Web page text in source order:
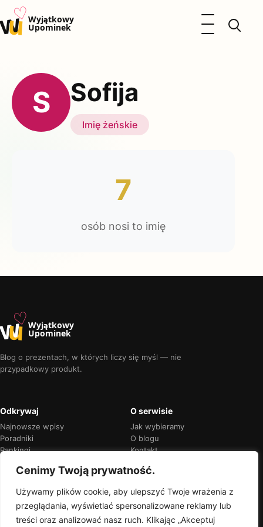
Cenimy Twoją prywatność.
Używamy plików cookie, aby ulepszyć Twoje wrażenia z
przeglądania, wyświetlać spersonalizowane reklamy lub
treści oraz analizować nasz ruch. Klikając „Akceptuj
u♡Wyjątkowy
Upominek
Otwórz menu
Kalendarz Imienin
Kobieta
Okazje
Katalog prezentów
S Sofija
Imię żeńskie
7
osób nosi to imię
u♡Wyjątkowy
Upominek
Blog o prezentach, w których liczy się myśl — nie
przypadkowy produkt.
Odkrywaj
Najnowsze wpisy
Poradniki
Rankingi
O serwisie
Jak wybieramy
O blogu
Kontakt
Przejrzyste rekomendacje